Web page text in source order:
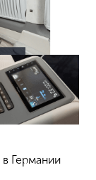
Германии